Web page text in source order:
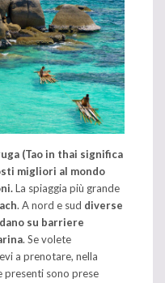
(Tao in thai significa
migliori al mondo
La spiaggia più grande
. A nord e sud diverse
su barriere
. Se volete
a prenotare, nella
presenti sono prese